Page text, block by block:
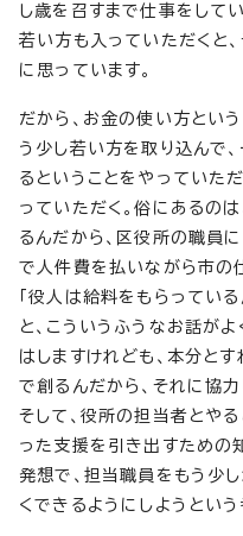
し歳を召すまで仕事をして
若い方も入っていただくと
に思っています。
だから、お金の使い方とい
う少し若い方を取り込んで
るということをやっていた
っていただく。俗にあるの
るんだから、区役所の職員
で人件費を払いながら市の
「役人は給料をもらってい
と、こういうふうなお話が
はしますけれども、本分と
で創るんだから、それに協力
そして、役所の担当者とや
った支援を引き出すための
発想で、担当職員をもう少
くできるようにしようという